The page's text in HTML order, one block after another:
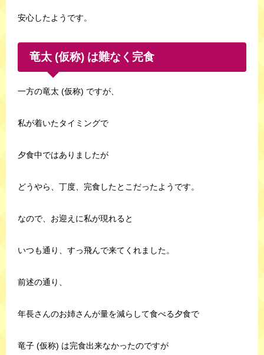
安心したようです。
竜太 (仮称) は難なく完食
一方の竜太 (仮称) ですが、
私が着いたタイミングで
夕食中ではありましたが
どうやら、丁度、完食したとこだったようです。
なので、お迎えに私が現れると
いつも通り、すっ飛んで来てくれました。
前述の通り、
年長さんのお姉さんが量を減らして食べる夕食で
竜子 (仮称) は完食出来なかったのですが